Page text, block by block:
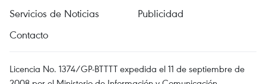
Servicios de Noticias
Publicidad
Contacto
Licencia No. 1374/GP-BTTTT expedida el 11 de septiembre de